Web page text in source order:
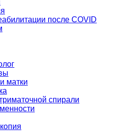
после СOVID
матки
спирали